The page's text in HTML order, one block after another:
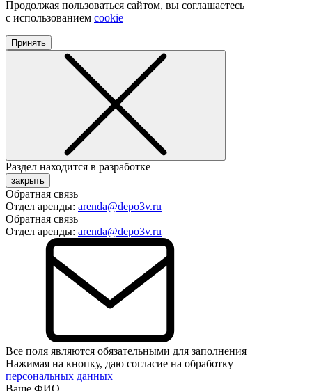
Продолжая пользоваться сайтом, вы соглашаетесь
с использованием cookie
Принять
Раздел находится в разработке
закрыть
Обратная связь
Отдел аренды: arenda@depo3v.ru
Обратная связь
Отдел аренды: arenda@depo3v.ru
Все поля являются обязательными для заполнения
Нажимая на кнопку, даю согласие на обработку
персональных данных
Ваше ФИО